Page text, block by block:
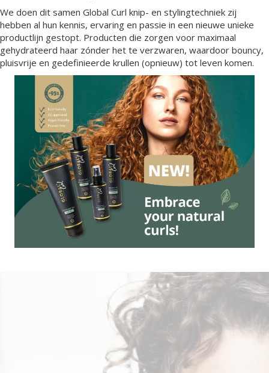
We doen dit samen Global Curl knip- en stylingtechniek zij
hebben al hun kennis, ervaring en passie in een nieuwe unieke
productlijn gestopt. Producten die zorgen voor maximaal
gehydrateerd haar zónder het te verzwaren, waardoor bouncy,
pluisvrije en gedefinieerde krullen (opnieuw) tot leven komen.